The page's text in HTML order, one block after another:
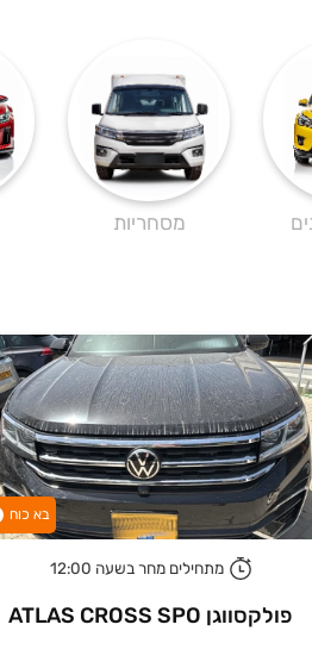
מסחריות
בא כוח
מתחילים מחר בשעה 12:00
פולקסווגן ATLAS CROSS SPO